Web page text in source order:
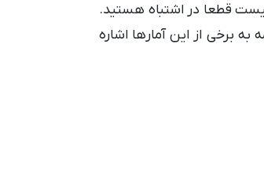
قطعا در اشتباه هستید.
برخی از این آمارها اشاره